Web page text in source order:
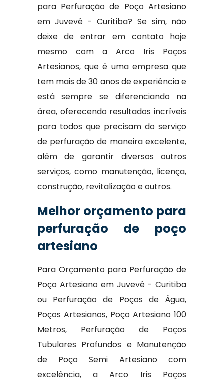
para Perfuração de Poço Artesiano
em Juvevê - Curitiba? Se sim, não
deixe de entrar em contato hoje
mesmo com a Arco Iris Poços
Artesianos, que é uma empresa que
tem mais de 30 anos de experiência e
está sempre se diferenciando na
área, oferecendo resultados incríveis
para todos que precisam do serviço
de perfuração de maneira excelente,
além de garantir diversos outros
serviços, como manutenção, licença,
construção, revitalização e outros.
Melhor orçamento para
perfuração de poço
artesiano
Para Orçamento para Perfuração de
Poço Artesiano em Juvevê - Curitiba
ou Perfuração de Poços de Água,
Poços Artesianos, Poço Artesiano 100
Metros, Perfuração de Poços
Tubulares Profundos e Manutenção
de Poço Semi Artesiano com
excelência, a Arco Iris Poços